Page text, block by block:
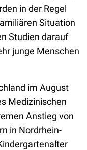
in der Regel
Situation
Studien darauf
junge Menschen
im August
Medizinischen
Anstieg von
in Nordrhein-